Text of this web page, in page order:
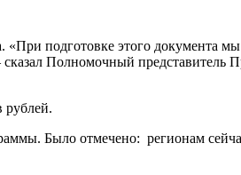
«При подготовке этого документа
Полномочный представитель
рублей.
Было отмечено: регионам